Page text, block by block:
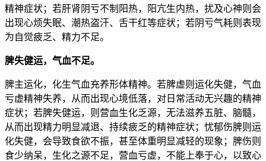
精神症状；若肝肾阴亏不制阳热，阳亢生内热，扰及心神则会
出现心烦失眠、潮热盗汗、舌干红等症状；若阴亏气耗则表现
为自觉疲乏、精力不足。
脾失健运，气血不足。
脾主运化，化生气血充养形体精神。若脾虚则运化失健，气血
亏虚精神失养，从而出现心境低落，对日常活动无兴趣的精神
症状；若脾失健运，则营血生化乏源，无法滋养五脏、脑髓，
从而出现精力明显减退、持续疲乏的精神症状；忧郁伤脾则运
化失健，会导致食欲不振，甚至体重明显减轻的现象；脾伤则
食少纳呆，生化之源不足，营血亏虚，不能上奉于心，以致心